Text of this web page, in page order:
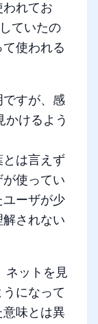
れてお
ていたの
使われる
ですが、感
かけるよう
とは言えず
使ってい
ユーザが少
されない
ネットを見
になって
意味とは異